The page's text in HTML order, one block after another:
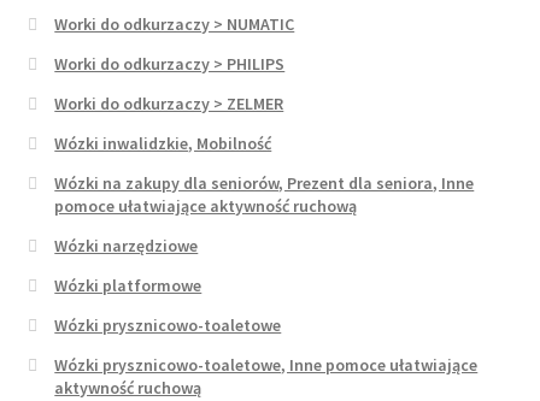
Worki do odkurzaczy > NUMATIC
Worki do odkurzaczy > PHILIPS
Worki do odkurzaczy > ZELMER
Wózki inwalidzkie, Mobilność
Wózki na zakupy dla seniorów, Prezent dla seniora, Inne
pomoce ułatwiające aktywność ruchową
Wózki narzędziowe
Wózki platformowe
Wózki prysznicowo-toaletowe
Wózki prysznicowo-toaletowe, Inne pomoce ułatwiające
aktywność ruchową